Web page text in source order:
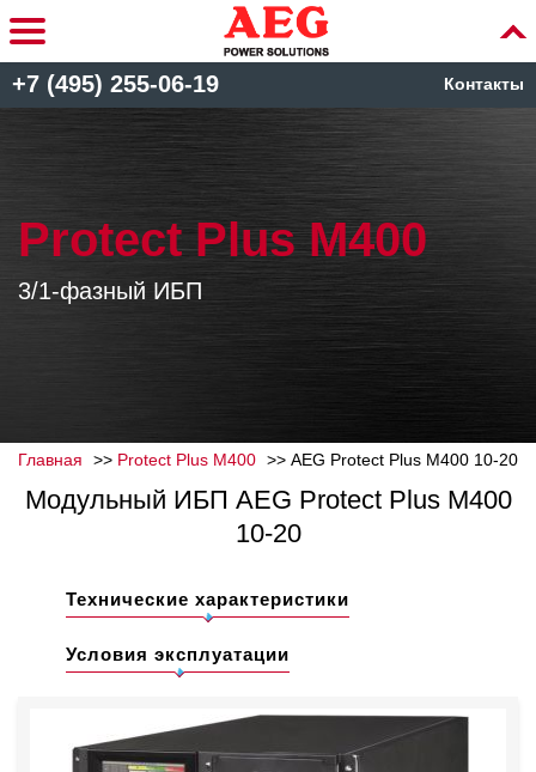
+7 (495) 255-06-19 Контакты
Protect Plus M400
3/1-фазный ИБП
Главная Protect Plus M400 AEG Protect Plus M400 10-20
Модульный ИБП AEG Protect Plus M400
10-20
Технические характеристики
Условия эксплуатации